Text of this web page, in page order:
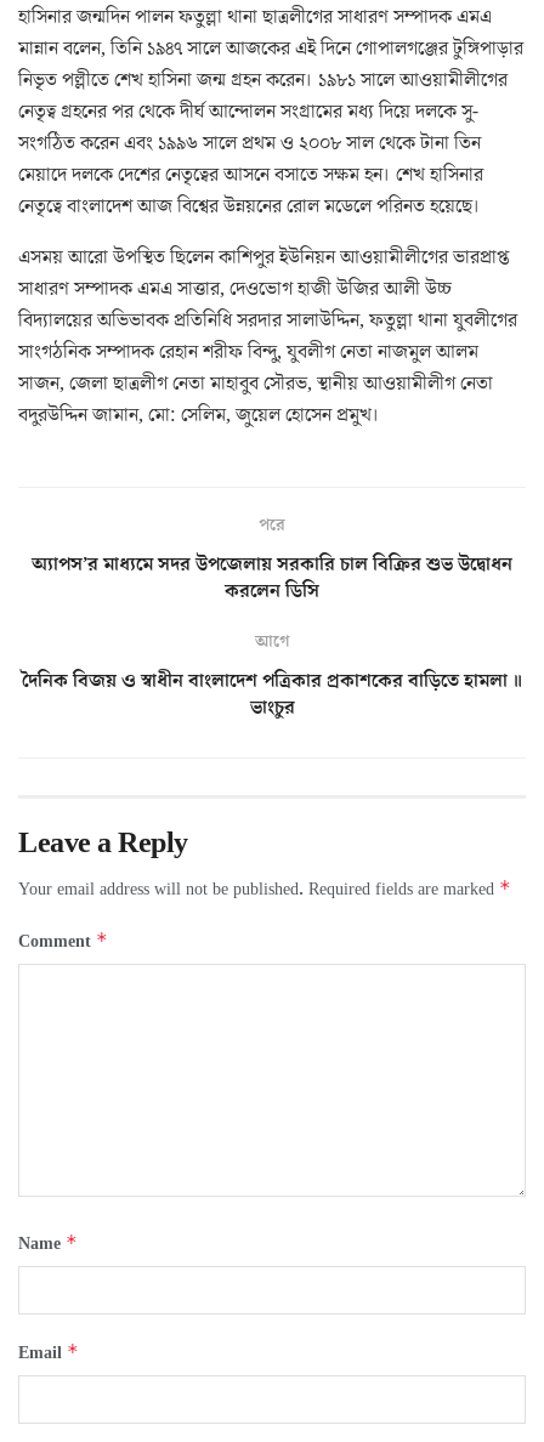
হাসিনার জন্মদিন পালন ফতুল্লা থানা ছাত্রলীগের সাধারণ সম্পাদক এমএ
মান্নান বলেন, তিনি ১৯৪৭ সালে আজকের এই দিনে গোপালগঞ্জের টুঙ্গিপাড়ার
নিভৃত পল্লীতে শেখ হাসিনা জন্ম গ্রহন করেন। ১৯৮১ সালে আওয়ামীলীগের
নেতৃত্ব গ্রহনের পর থেকে দীর্ঘ আন্দোলন সংগ্রামের মধ্য দিয়ে দলকে সু-
সংগঠিত করেন এবং ১৯৯৬ সালে প্রথম ও ২০০৮ সাল থেকে টানা তিন
মেয়াদে দলকে দেশের নেতৃত্বের আসনে বসাতে সক্ষম হন। শেখ হাসিনার
নেতৃত্বে বাংলাদেশ আজ বিশ্বের উন্নয়নের রোল মডেলে পরিনত হয়েছে।
এসময় আরো উপস্থিত ছিলেন কাশিপুর ইউনিয়ন আওয়ামীলীগের ভারপ্রাপ্ত
সাধারণ সম্পাদক এমএ সাত্তার, দেওভোগ হাজী উজির আলী উচ্চ
বিদ্যালয়ের অভিভাবক প্রতিনিধি সরদার সালাউদ্দিন, ফতুল্লা থানা যুবলীগের
সাংগঠনিক সম্পাদক রেহান শরীফ বিন্দু, যুবলীগ নেতা নাজমুল আলম
সাজন, জেলা ছাত্রলীগ নেতা মাহাবুব সৌরভ, স্থানীয় আওয়ামীলীগ নেতা
বদুরউদ্দিন জামান, মো: সেলিম, জুয়েল হোসেন প্রমুখ।
পরে
অ্যাপস’র মাধ্যমে সদর উপজেলায় সরকারি চাল বিক্রির শুভ উদ্বোধন
করলেন ডিসি
আগে
দৈনিক বিজয় ও স্বাধীন বাংলাদেশ পত্রিকার প্রকাশকের বাড়িতে হামলা ॥
ভাংচুর
Leave a Reply
Your email address will not be published. Required fields are marked *
Comment *
Name *
Email *